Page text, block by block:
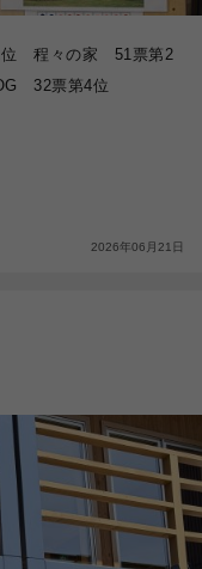
位 程々の家 51票第2
32票第4位
2026年06月21日